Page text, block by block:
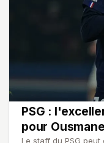
PSG :
pour
Le staff du PSG